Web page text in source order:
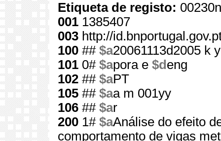
Etiqueta de registo:
001 1385407
003 http://
100 ## $a20061113d2005 k
101 0# $apora e $d eng
102 ## $aPT
105 ## $aa m 001yy
106 ## $ar
200 1# $aAnálise do efeito
comportamento de vigas